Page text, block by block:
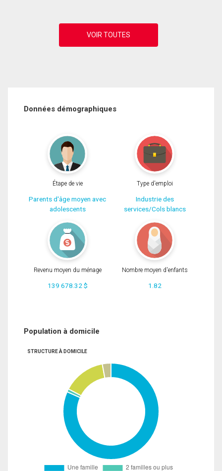
Données démographiques
Étape de vie
Parents d'âge moyen avec
adolescents
Type d'emploi
Industrie des
services/Cols blancs
Revenu moyen du ménage
139 678.32 $
Nombre moyen d'enfants
1.82
Population à domicile
STRUCTURE À DOMICILE